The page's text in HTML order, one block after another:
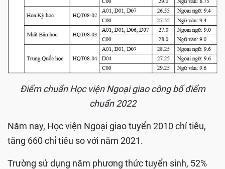
Điểm chuẩn Học viện Ngoại giao công bố điểm
chuẩn 2022
Năm nay, Học viện Ngoại giao tuyển 2010 chỉ tiêu,
tăng 660 chỉ tiêu so với năm 2021.
Trường sử dụng năm phương thức tuyển sinh, 52%